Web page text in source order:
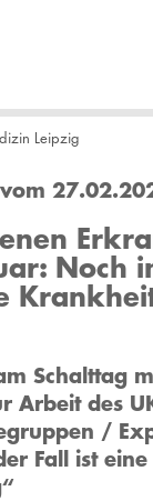
Leipzig
Noch
Schalttag
Arbeit des
/
Fall ist eine